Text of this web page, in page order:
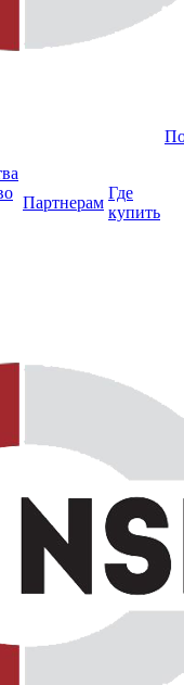
Партнерам
Где
купить